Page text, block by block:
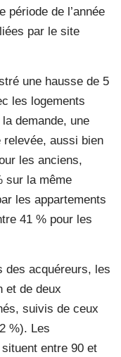
période de l’année
par le site
une hausse de 5
les logements
demande, une
relevée, aussi bien
les anciens,
sur la même
les appartements
41 % pour les
des acquéreurs, les
et de deux
suivis de ceux
%). Les
entre 90 et